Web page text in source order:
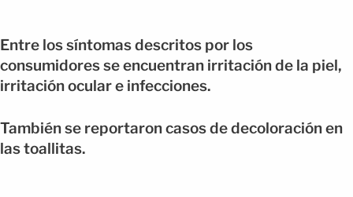
Entre los síntomas descritos por los
consumidores se encuentran irritación de la piel,
irritación ocular e infecciones.
También se reportaron casos de decoloración en
las toallitas.